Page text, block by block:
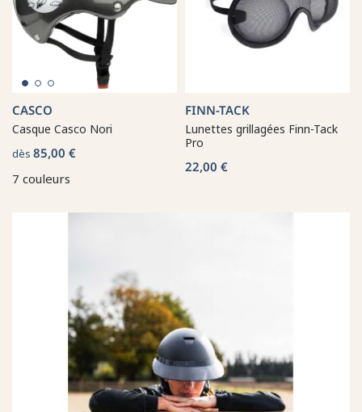
CASCO
Casque Casco Nori
dès 85,00 €
7 couleurs
FINN-TACK
Lunettes grillagées Finn-Tack
Pro
22,00 €